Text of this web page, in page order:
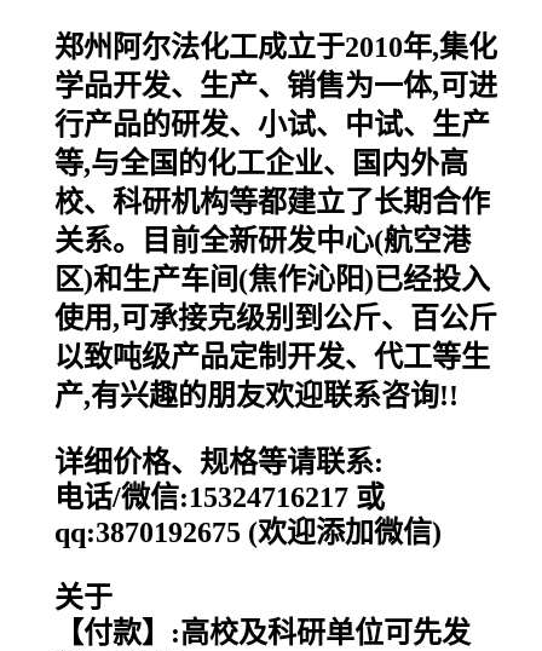
郑州阿尔法化工成立于2010年,集化
学品开发、生产、销售为一体,可进
行产品的研发、小试、中试、生产
等,与全国的化工企业、国内外高
校、科研机构等都建立了长期合作
关系。目前全新研发中心(航空港
区)和生产车间(焦作沁阳)已经投入
使用,可承接克级别到公斤、百公斤
以致吨级产品定制开发、代工等生
产,有兴趣的朋友欢迎联系咨询!!
详细价格、规格等请联系:
电话/微信:15324716217 或
qq:3870192675 (欢迎添加微信)
关于
【付款】:高校及科研单位可先发